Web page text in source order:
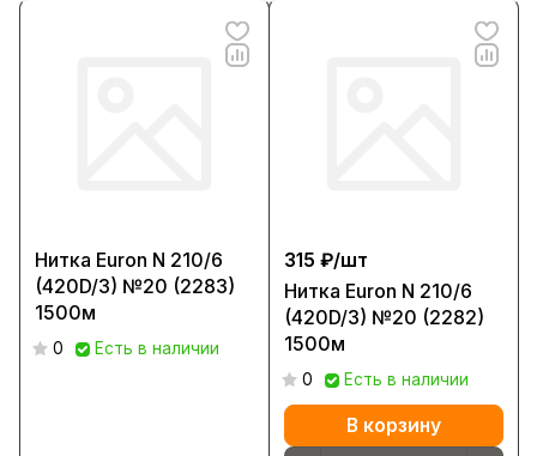
Нитка Euron N 210/6
(420D/3) №20 (2283)
1500м
0 Есть в наличии
315 ₽/шт
Нитка Euron N 210/6
(420D/3) №20 (2282)
1500м
0 Есть в наличии
В корзину